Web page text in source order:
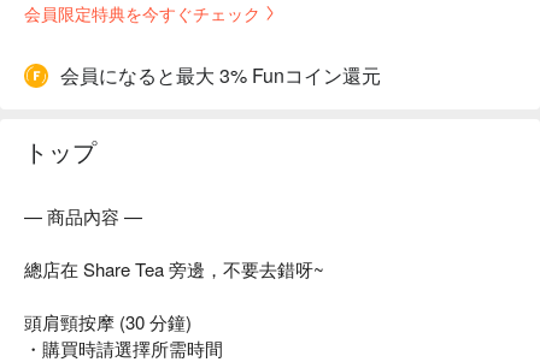
会員限定特典を今すぐチェック
会員になると最大 3% Funコイン還元
トップ
— 商品內容 —
總店在 Share Tea 旁邊，不要去錯呀~
頭肩頸按摩 (30 分鐘)
・購買時請選擇所需時間